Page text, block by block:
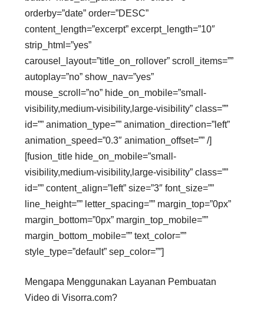
orderby=”date” order=”DESC”
content_length=”excerpt” excerpt_length=”10″
strip_html=”yes”
carousel_layout=”title_on_rollover” scroll_items=””
autoplay=”no” show_nav=”yes”
mouse_scroll=”no” hide_on_mobile=”small-
visibility,medium-visibility,large-visibility” class=””
id=”” animation_type=”” animation_direction=”left”
animation_speed=”0.3″ animation_offset=”” /]
[fusion_title hide_on_mobile=”small-
visibility,medium-visibility,large-visibility” class=””
id=”” content_align=”left” size=”3″ font_size=””
line_height=”” letter_spacing=”” margin_top=”0px”
margin_bottom=”0px” margin_top_mobile=””
margin_bottom_mobile=”” text_color=””
style_type=”default” sep_color=””]
Mengapa Menggunakan Layanan Pembuatan
Video di Visorra.com?